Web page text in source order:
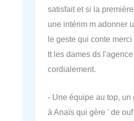
satisfait et si la
une intérim m adonner
le geste qui conte
tt les dames ds l'agence
cordialement.
- Une équipe au top, un
à Anaïs qui gère ' de